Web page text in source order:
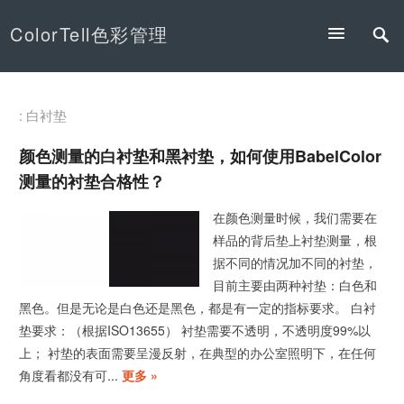
ColorTell色彩管理
: 白衬垫
颜色测量的白衬垫和黑衬垫，如何使用BabelColor
测量的衬垫合格性？
在颜色测量时候，我们需要在
样品的背后垫上衬垫测量，根
据不同的情况加不同的衬垫，
目前主要由两种衬垫：白色和
黑色。但是无论是白色还是黑色，都是有一定的指标要求。 白衬
垫要求：（根据ISO13655） 衬垫需要不透明，不透明度99%以
上； 衬垫的表面需要呈漫反射，在典型的办公室照明下，在任何
角度看都没有可...更多 »